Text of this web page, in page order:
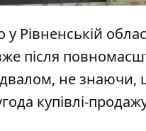
Рівненській
після
не знаючи,
купівлі-